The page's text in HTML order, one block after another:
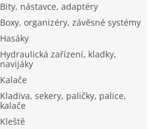
Bity, nástavce, adaptéry
Boxy, organizéry, závěsné systémy
Hasáky
Hydraulická zařízení, kladky,
navijáky
Kalače
Kladiva, sekery, paličky, palice,
kalače
Kleště